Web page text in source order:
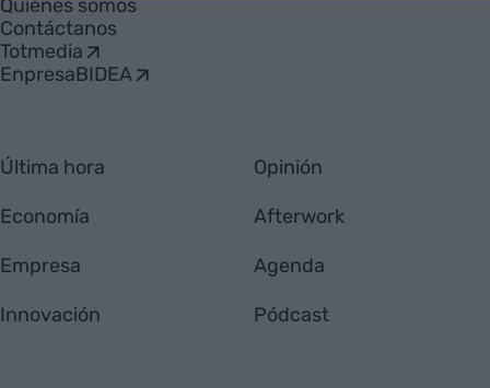
Quiénes somos
Contáctanos
Totmedia
EnpresaBIDEA
Última hora
Economía
Empresa
Innovación
Opinión
Afterwork
Agenda
Pódcast